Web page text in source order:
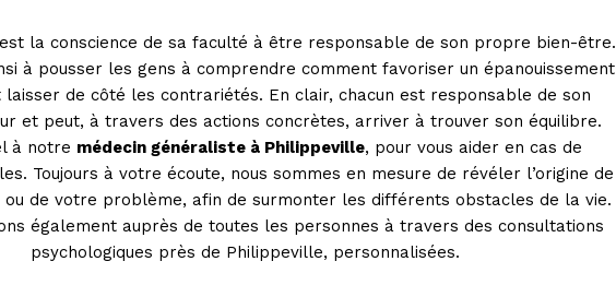
la conscience de sa faculté à être responsable de son propre bien-être.
à pousser les gens à comprendre comment favoriser un épanouissement
de côté les contrariétés. En clair, chacun est responsable de son
et peut, à travers des actions concrètes, arriver à trouver son équilibre.
à notre médecin généraliste à Philippeville, pour vous aider en cas de
Toujours à votre écoute, nous sommes en mesure de révéler l’origine de
de votre problème, afin de surmonter les différents obstacles de la vie.
également auprès de toutes les personnes à travers des consultations
psychologiques près de Philippeville, personnalisées.